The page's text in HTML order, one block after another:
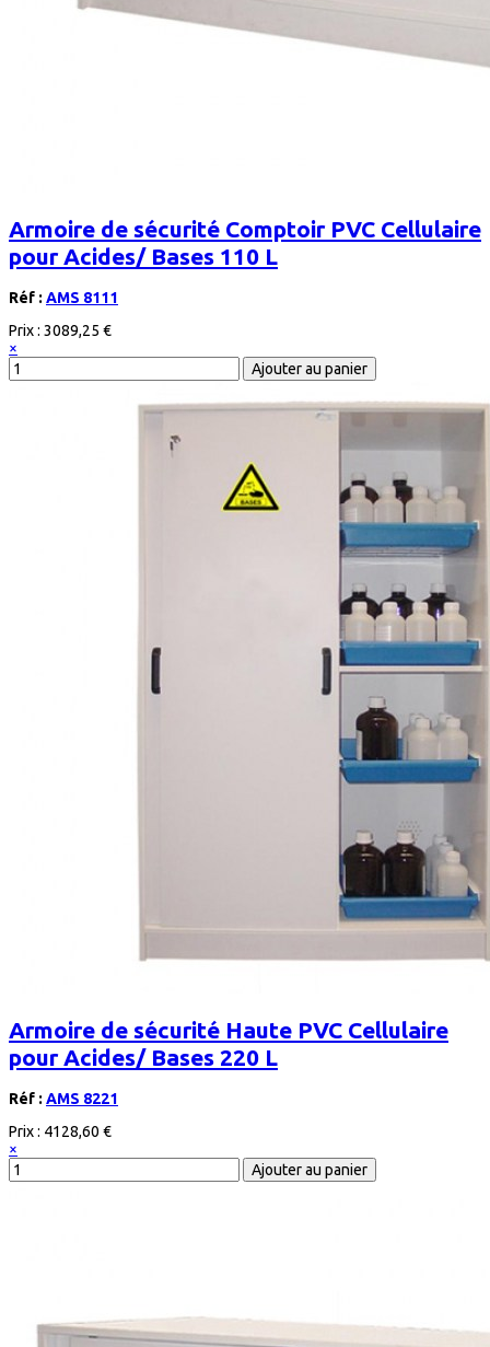
Armoire de sécurité Comptoir PVC Cellulaire
pour Acides/ Bases 110 L
Réf : AMS 8111
Prix : 3089,25 €
×
Armoire de sécurité Haute PVC Cellulaire
pour Acides/ Bases 220 L
Réf : AMS 8221
Prix : 4128,60 €
×